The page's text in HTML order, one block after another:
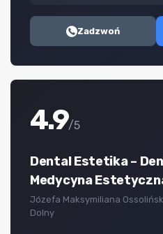
Zadzwoń
4.9/5
Dental Estetika –
Medycyna
Józefa Maksymiliana
Dolny